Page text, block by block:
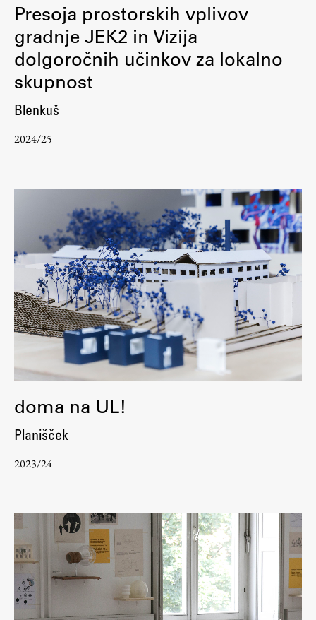
ŠIS (SI)
ŠIS (EN)
Aktualno
Obvestila
Program dela
Raziskovanje
Raziskovalni projekti
Dosežki
Svetlobni LAB
Seminarske teme
Gostujoči profesor
Delavnice
Študentski projekti
Ekskurzije
Presoja prostorskih vplivov
gradnje JEK2 in Vizija
dolgoročnih učinkov za lokalno
skupnost
Blenkuš
2024/25
doma na UL!
Planišček
2023/24